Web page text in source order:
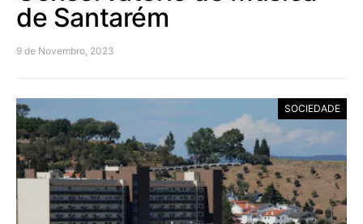
de Santarém
9 de Novembro, 2023
SOCIEDADE